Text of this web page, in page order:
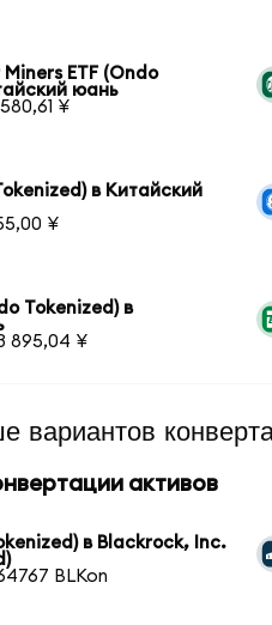
ETF (Ondo
юань
¥
в Китайский
¥
Tokenized) в
895,04 ¥
вариантов
активов
в Blackrock, Inc.
BLKon